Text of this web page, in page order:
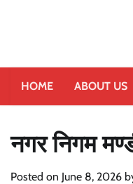
HOME ABOUT US
नगर निगम
Posted on June 8, 2026